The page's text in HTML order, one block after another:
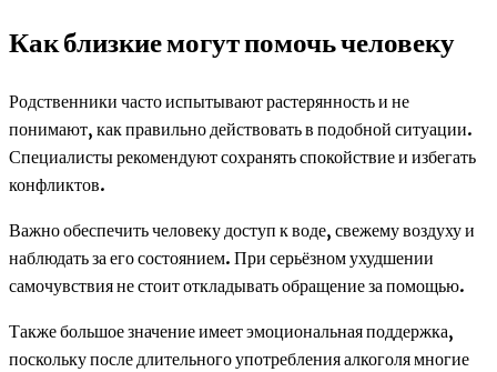
Как близкие могут помочь человеку
Родственники часто испытывают растерянность и не
понимают, как правильно действовать в подобной ситуации.
Специалисты рекомендуют сохранять спокойствие и избегать
конфликтов.
Важно обеспечить человеку доступ к воде, свежему воздуху и
наблюдать за его состоянием. При серьёзном ухудшении
самочувствия не стоит откладывать обращение за помощью.
Также большое значение имеет эмоциональная поддержка,
поскольку после длительного употребления алкоголя многие